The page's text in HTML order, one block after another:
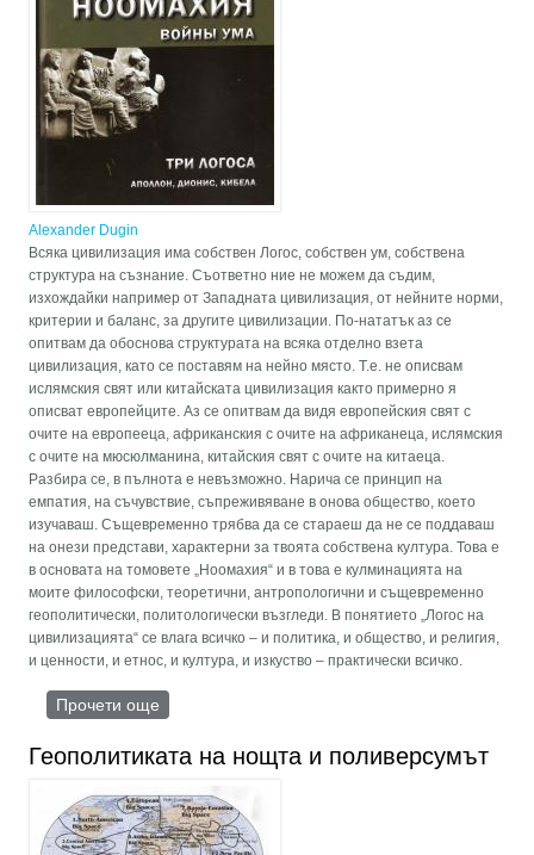
Alexander Dugin
Всяка цивилизация има собствен Логос, собствен ум, собствена
структура на съзнание. Съответно ние не можем да съдим,
изхождайки например от Западната цивилизация, от нейните норми,
критерии и баланс, за другите цивилизации. По-нататък аз се
опитвам да обоснова структурата на всяка отделно взета
цивилизация, като се поставям на нейно място. Т.е. не описвам
ислямския свят или китайската цивилизация както примерно я
описват европейците. Аз се опитвам да видя европейския свят с
очите на европееца, африканския с очите на африканеца, ислямския
с очите на мюсюлманина, китайския свят с очите на китаеца.
Разбира се, в пълнота е невъзможно. Нарича се принцип на
емпатия, на съчувствие, съпреживяване в онова общество, което
изучаваш. Същевременно трябва да се стараеш да не се поддаваш
на онези представи, характерни за твоята собствена култура. Това е
в основата на томовете „Ноомахия“ и в това е кулминацията на
моите философски, теоретични, антропологични и същевременно
геополитически, политологически възгледи. В понятието „Логос на
цивилизацията“ се влага всичко – и политика, и общество, и религия,
и ценности, и етнос, и култура, и изкуство – практически всичко.
Прочети още
Геополитиката на нощта и поливерсумът